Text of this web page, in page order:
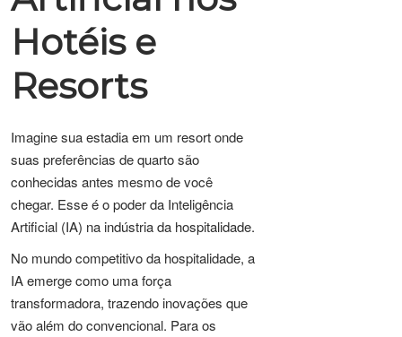
Hotéis e
Resorts
Imagine sua estadia em um resort onde
suas preferências de quarto são
conhecidas antes mesmo de você
chegar. Esse é o poder da Inteligência
Artificial (IA) na indústria da hospitalidade.
No mundo competitivo da hospitalidade, a
IA emerge como uma força
transformadora, trazendo inovações que
vão além do convencional. Para os